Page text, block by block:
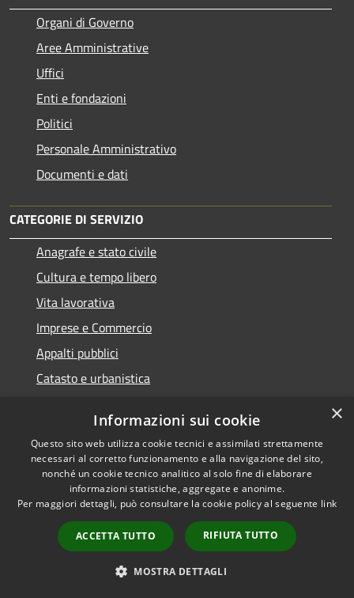
Organi di Governo
Aree Amministrative
Uffici
Enti e fondazioni
Politici
Personale Amministrativo
Documenti e dati
CATEGORIE DI SERVIZIO
Anagrafe e stato civile
Cultura e tempo libero
Vita lavorativa
Imprese e Commercio
Appalti pubblici
Catasto e urbanistica
Mobilità e trasporti
Educazione e formazione
Giustizia e sicurezza pubblica
Tributi,finanze e contravvenzioni
×
Informazioni sui cookie
Questo sito web utilizza cookie tecnici e assimilati strettamente
necessari al corretto funzionamento e alla navigazione del sito,
nonché un cookie tecnico analitico al solo fine di elaborare
informazioni statistiche, aggregate e anonime.
Per maggiori dettagli, può consultare la cookie policy al seguente link
ACCETTA TUTTO RIFIUTA TUTTO
MOSTRA DETTAGLI